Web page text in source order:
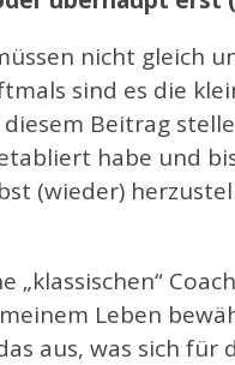
nicht gleich
sind es die
Beitrag
habe und
(wieder)
„klassischen“
Leben
aus, was sich